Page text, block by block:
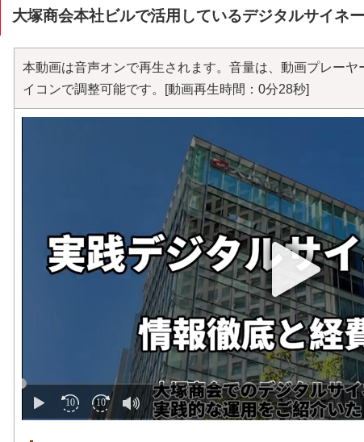
大塚商会本社ビルで活用しているデジタルサイネ
本動画は音声オンで再生されます。音量は、動画プレー
イコンで調整可能です。
[動画再生時間：0分28秒]